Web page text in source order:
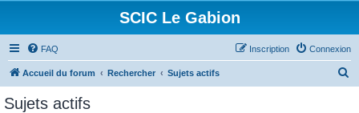
SCIC Le Gabion
FAQ Connexion
Inscription
Accueil du forum Rechercher Sujets actifs
Sujets actifs